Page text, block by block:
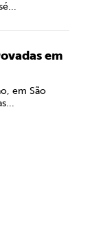
em
em São